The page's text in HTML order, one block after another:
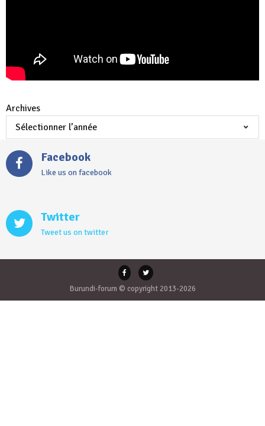
Archives
Facebook
Like us on facebook
Twitter
Tweet us on twitter
Burundi-forum © copyright 2013-2026